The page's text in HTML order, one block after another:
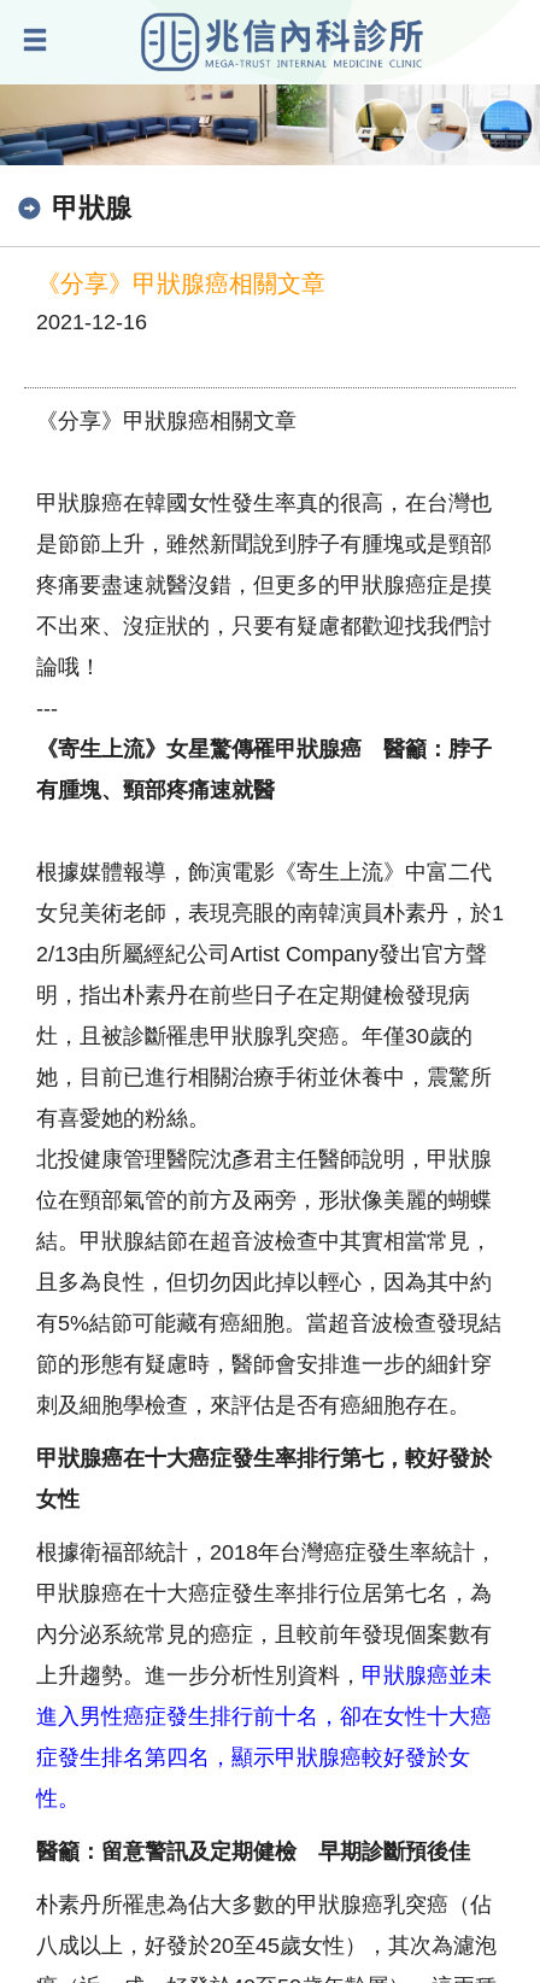
甲狀腺
《分享》甲狀腺癌相關文章
2021-12-16
《分享》甲狀腺癌相關文章
甲狀腺癌在韓國女性發生率真的很高，在台灣也
是節節上升，雖然新聞說到脖子有腫塊或是頸部
疼痛要盡速就醫沒錯，但更多的甲狀腺癌症是摸
不出來、沒症狀的，只要有疑慮都歡迎找我們討
論哦！
---
《寄生上流》女星驚傳罹甲狀腺癌 醫籲：脖子
有腫塊、頸部疼痛速就醫
根據媒體報導，飾演電影《寄生上流》中富二代
女兒美術老師，表現亮眼的南韓演員朴素丹，於1
2/13由所屬經紀公司Artist Company發出官方聲
明，指出朴素丹在前些日子在定期健檢發現病
灶，且被診斷罹患甲狀腺乳突癌。年僅30歲的
她，目前已進行相關治療手術並休養中，震驚所
有喜愛她的粉絲。
北投健康管理醫院沈彥君主任醫師說明，甲狀腺
位在頸部氣管的前方及兩旁，形狀像美麗的蝴蝶
結。甲狀腺結節在超音波檢查中其實相當常見，
且多為良性，但切勿因此掉以輕心，因為其中約
有5%結節可能藏有癌細胞。當超音波檢查發現結
節的形態有疑慮時，醫師會安排進一步的細針穿
刺及細胞學檢查，來評估是否有癌細胞存在。
甲狀腺癌在十大癌症發生率排行第七，較好發於
女性
根據衛福部統計，2018年台灣癌症發生率統計，
甲狀腺癌在十大癌症發生率排行位居第七名，為
內分泌系統常見的癌症，且較前年發現個案數有
上升趨勢。進一步分析性別資料， 甲狀腺癌並未
進入男性癌症發生排行前十名，卻在女性十大癌
症發生排名第四名，顯示甲狀腺癌較好發於女
性。
醫籲：留意警訊及定期健檢 早期診斷預後佳
朴素丹所罹患為佔大多數的甲狀腺癌乳突癌（佔
八成以上，好發於20至45歲女性），其次為濾泡